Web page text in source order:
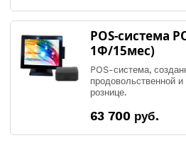
POS-система
1Ф/15мес)
POS-система,
продовольственной
рознице.
63 700 руб.